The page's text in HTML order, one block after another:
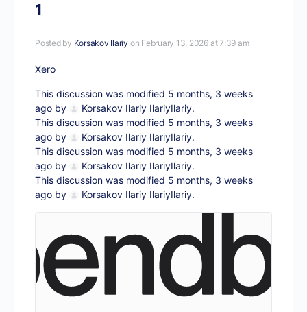
1
Posted by Korsakov Ilariy on February 13, 2026 at 7:39 am
Xero
This discussion was modified 5 months, 3 weeks
ago by
Korsakov Ilariy IlariyIlariy.
This discussion was modified 5 months, 3 weeks
ago by
Korsakov Ilariy IlariyIlariy.
This discussion was modified 5 months, 3 weeks
ago by
Korsakov Ilariy IlariyIlariy.
This discussion was modified 5 months, 3 weeks
ago by
Korsakov Ilariy IlariyIlariy.